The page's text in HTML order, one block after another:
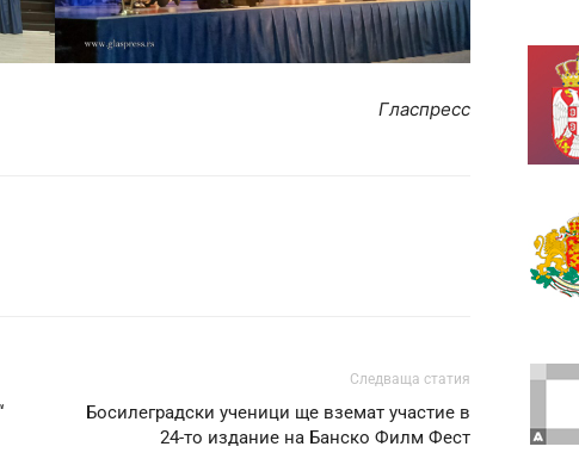
Гласпресс
Следваща статия
Босилеградски ученици ще вземат участие в
24-то издание на Банско Филм Фест